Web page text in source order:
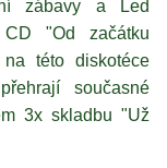
zábavy a Led
"Od začátku
této diskotéce
současné
3x skladbu "Už